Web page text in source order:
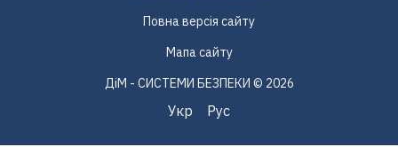
Повна версія сайту
Мапа сайту
ДіМ - СИСТЕМИ БЕЗПЕКИ © 2026
Укр Рус